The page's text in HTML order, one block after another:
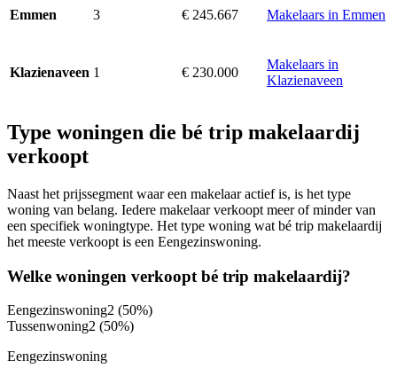
Emmen 3 € 245.667 Makelaars in Emmen
Klazienaveen 1 € 230.000
Makelaars in
Klazienaveen
Type woningen die bé trip makelaardij
verkoopt
Naast het prijssegment waar een makelaar actief is, is het type
woning van belang. Iedere makelaar verkoopt meer of minder van
een specifiek woningtype. Het type woning wat bé trip makelaardij
het meeste verkoopt is een Eengezinswoning.
Welke woningen verkoopt bé trip makelaardij?
Eengezinswoning2 (50%)
Tussenwoning2 (50%)
Eengezinswoning